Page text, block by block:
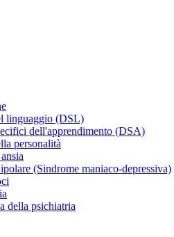
linguaggio (DSL)
dell'apprendimento (DSA)
personalità
(Sindrome maniaco-depressiva)
della psichiatria